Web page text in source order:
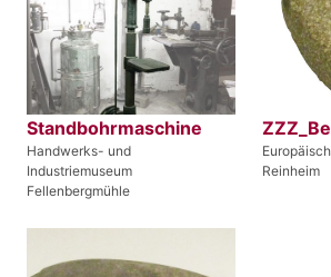
Standbohrmaschine
Handwerks- und
Industriemuseum
Fellenbergmühle
Reinheim